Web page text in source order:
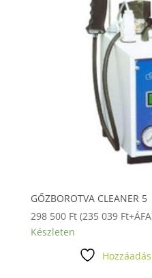
GŐZBOROTVA CLEANER 5
298 500 Ft (235 039 Ft
Készleten